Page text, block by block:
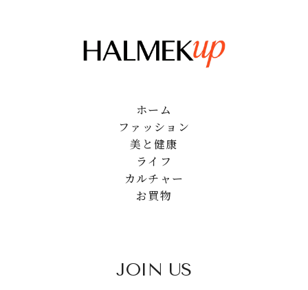
ホーム
ファッション
美と健康
ライフ
カルチャー
お買物
JOIN US